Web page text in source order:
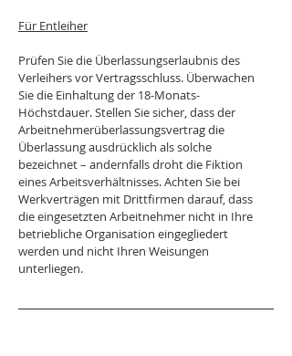
Für Entleiher
Prüfen Sie die Überlassungserlaubnis des
Verleihers vor Vertragsschluss. Überwachen
Sie die Einhaltung der 18-Monats-
Höchstdauer. Stellen Sie sicher, dass der
Arbeitnehmerüberlassungsvertrag die
Überlassung ausdrücklich als solche
bezeichnet – andernfalls droht die Fiktion
eines Arbeitsverhältnisses. Achten Sie bei
Werkverträgen mit Drittfirmen darauf, dass
die eingesetzten Arbeitnehmer nicht in Ihre
betriebliche Organisation eingegliedert
werden und nicht Ihren Weisungen
unterliegen.